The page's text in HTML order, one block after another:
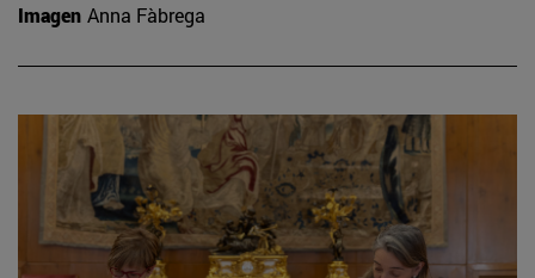
Imagen Anna Fàbrega